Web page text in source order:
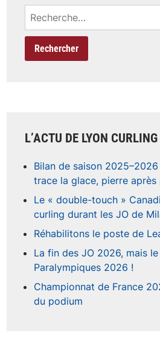
Rechercher :
L’ACTU DE LYON CURLING
Bilan de saison
trace la glace, pierre après
Le « double-touch »
curling durant les JO de
Réhabilitons le poste de
La fin des JO 2026, mais
Paralympiques 2026 !
Championnat de France
du podium